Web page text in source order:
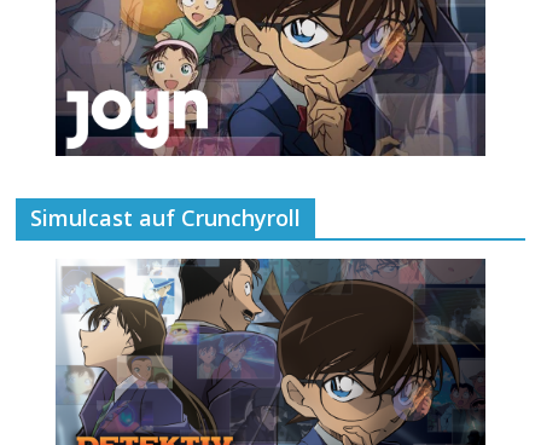
Simulcast auf Crunchyroll